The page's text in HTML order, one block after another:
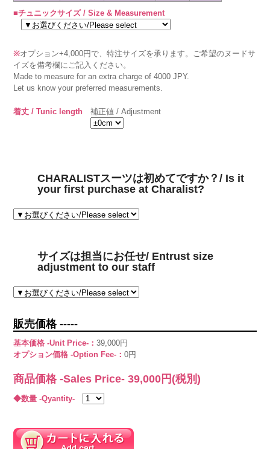
■チュニックサイズ / Size & Measurement
※オプション+4,000円で、特注サイズを承ります。ご希望のヌードサ
イズを備考欄にご記入ください。
Made to measure for an extra charge of 4000 JPY.
Let us know your preferred measurements.
着丈 / Tunic length 補正値 / Adjustment
CHARALISTスーツは初めてですか？/ Is it
your first purchase at Charalist?
サイズは担当にお任せ/ Entrust size
adjustment to our staff
販売価格 -----
基本価格 -Unit Price-：39,000円
オプション価格 -Option Fee-：0円
商品価格 -Sales Price-39,000 円(税別)
◆数量 -Qyantity-